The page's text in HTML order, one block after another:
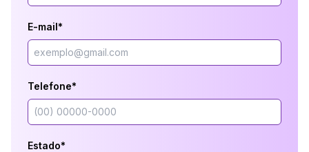
E-mail*
Telefone*
Estado*